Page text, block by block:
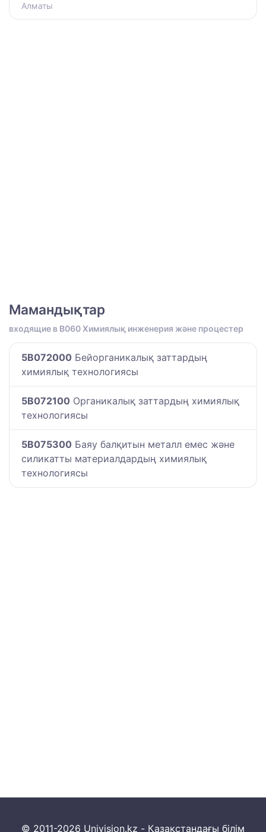
Алматы
Мамандықтар
входящие в B060 Химиялық инженерия және процестер
5B072000 Бейорганикалық заттардың
химиялық технологиясы
5B072100 Органикалық заттардың химиялық
технологиясы
5B075300 Баяу балқитын металл емес және
силикатты материалдардың химиялық
технологиясы
© 2011-2026 Univision.kz - Қазақстандағы білім